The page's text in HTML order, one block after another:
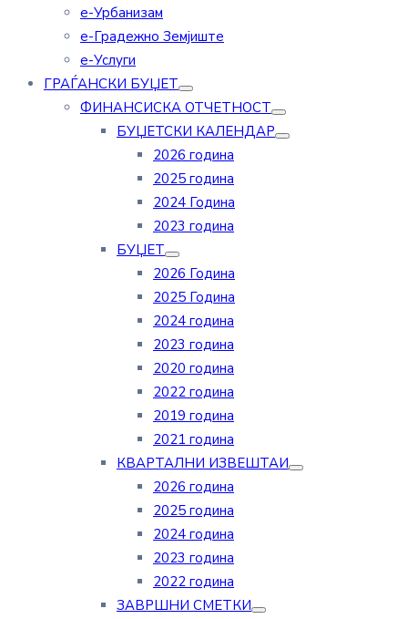
е-Урбанизам
е-Градежно Земјиште
е-Услуги
ГРАЃАНСКИ БУЏЕТ
ФИНАНСИСКА ОТЧЕТНОСТ
БУЏЕТСКИ КАЛЕНДАР
2026 година
2025 година
2024 Година
2023 година
БУЏЕТ
2026 Година
2025 Година
2024 година
2023 година
2020 година
2022 година
2019 година
2021 година
КВАРТАЛНИ ИЗВЕШТАИ
2026 година
2025 година
2024 година
2023 година
2022 година
ЗАВРШНИ СМЕТКИ